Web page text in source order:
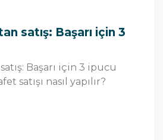
satış: Başarı için 3
Başarı için 3 ipucu
satışı nasıl yapılır?